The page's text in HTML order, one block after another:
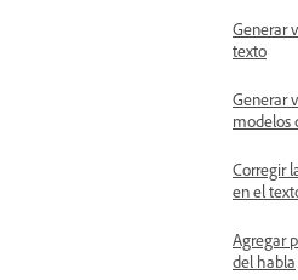
Generar
texto
Generar
modelos
Corregir
en el
Agregar
del habla